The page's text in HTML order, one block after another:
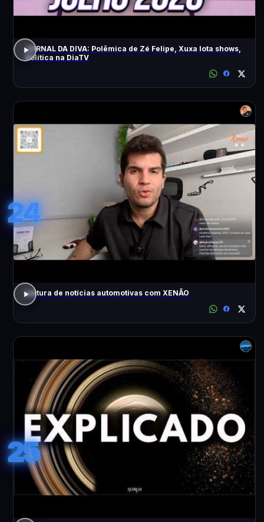
JORNAL DA DIVA: Polêmica de Zé Felipe, Xuxa lota shows,
Política na DiaTV
24
Leitura de notícias automotivas com XENÃO
25